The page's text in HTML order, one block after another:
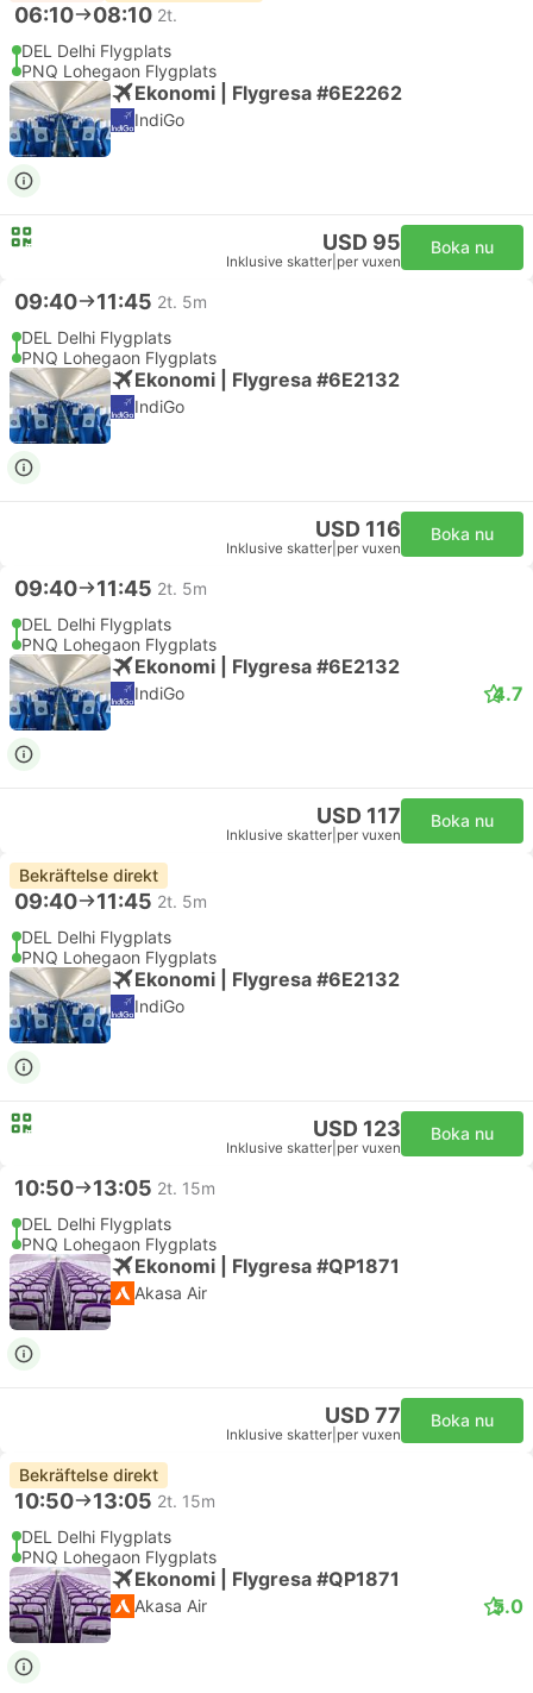
06:10 08:10 2t.
DEL Delhi Flygplats
PNQ Lohegaon Flygplats
Ekonomi | Flygresa #6E2262
IndiGo
USD 95
Inklusive skatter per vuxen
Boka nu
09:40 11:45 2t. 5m
DEL Delhi Flygplats
PNQ Lohegaon Flygplats
Ekonomi | Flygresa #6E2132
IndiGo
USD 116
Inklusive skatter per vuxen
Boka nu
09:40 11:45 2t. 5m
DEL Delhi Flygplats
PNQ Lohegaon Flygplats
Ekonomi | Flygresa #6E2132
IndiGo 4.7
USD 117
Inklusive skatter per vuxen
Boka nu
Bekräftelse direkt
09:40 11:45 2t. 5m
DEL Delhi Flygplats
PNQ Lohegaon Flygplats
Ekonomi | Flygresa #6E2132
IndiGo
USD 123
Inklusive skatter per vuxen
Boka nu
10:50 13:05 2t. 15m
DEL Delhi Flygplats
PNQ Lohegaon Flygplats
Ekonomi | Flygresa #QP1871
Akasa Air
USD 77
Inklusive skatter per vuxen
Boka nu
Bekräftelse direkt
10:50 13:05 2t. 15m
DEL Delhi Flygplats
PNQ Lohegaon Flygplats
Ekonomi | Flygresa #QP1871
Akasa Air 5.0